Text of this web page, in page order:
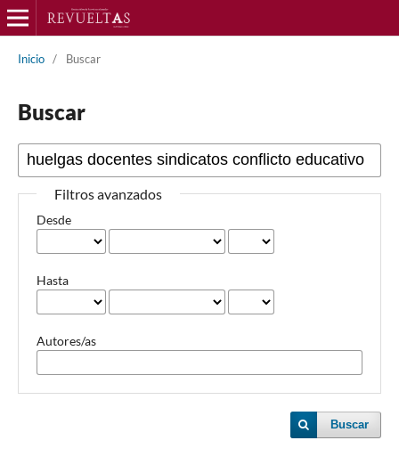
Inicio / Buscar
Buscar
Filtros avanzados
Desde
Hasta
Autores/as
Buscar